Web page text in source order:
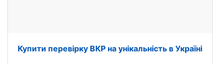
Купити перевірку ВКР на унікальність в Україні